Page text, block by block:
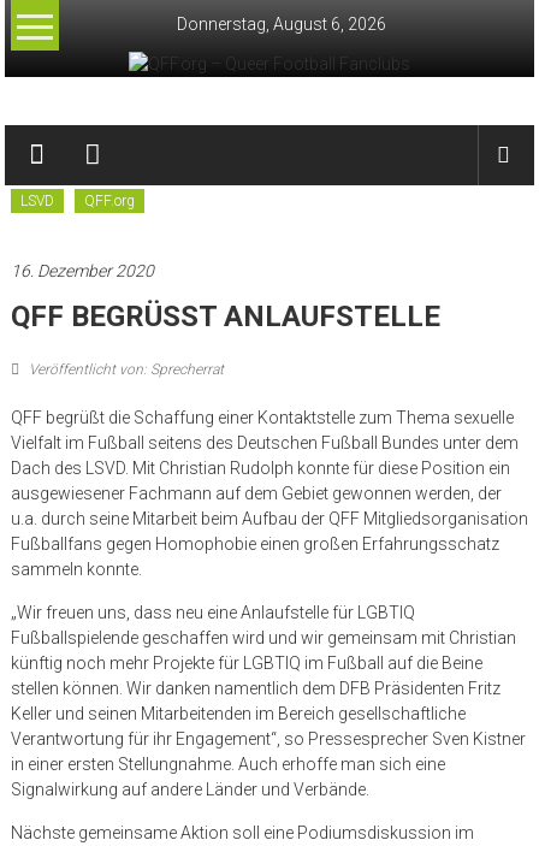
Zum
Inhalt
Donnerstag, August 6, 2026
QFF.org
–
Queer
Football
Fanclubs
LSVD QFF.org
16. Dezember 2020
QFF BEGRÜSST ANLAUFSTELLE
Veröffentlicht von: Sprecherrat
QFF begrüßt die Schaffung einer Kontaktstelle zum Thema sexuelle
Vielfalt im Fußball seitens des Deutschen Fußball Bundes unter dem
Dach des LSVD. Mit Christian Rudolph konnte für diese Position ein
ausgewiesener Fachmann auf dem Gebiet gewonnen werden, der
u.a. durch seine Mitarbeit beim Aufbau der QFF Mitgliedsorganisation
Fußballfans gegen Homophobie einen großen Erfahrungsschatz
sammeln konnte.
„Wir freuen uns, dass neu eine Anlaufstelle für LGBTIQ
Fußballspielende geschaffen wird und wir gemeinsam mit Christian
künftig noch mehr Projekte für LGBTIQ im Fußball auf die Beine
stellen können. Wir danken namentlich dem DFB Präsidenten Fritz
Keller und seinen Mitarbeitenden im Bereich gesellschaftliche
Verantwortung für ihr Engagement“, so Pressesprecher Sven Kistner
in einer ersten Stellungnahme. Auch erhoffe man sich eine
Signalwirkung auf andere Länder und Verbände.
Nächste gemeinsame Aktion soll eine Podiumsdiskussion im